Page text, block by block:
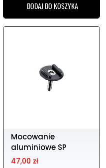
DODAJ DO KOSZYKA
Mocowanie
aluminiowe SP
CONNECT
47,00 zł